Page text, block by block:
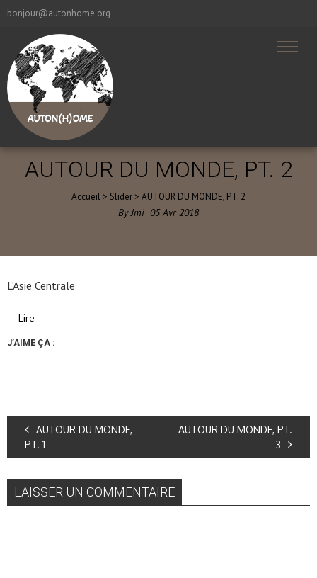
bonjour@autonhome.org
AUTOUR DU MONDE, PT. 2
Accueil > Slider > AUTOUR DU MONDE, PT. 2
ByJmi 05 Avr 2018
L’Asie Centrale
Lire
J’AIME ÇA :
AUTOUR DU MONDE,
PT. 1
AUTOUR DU MONDE, PT.
3
LAISSER UN COMMENTAIRE